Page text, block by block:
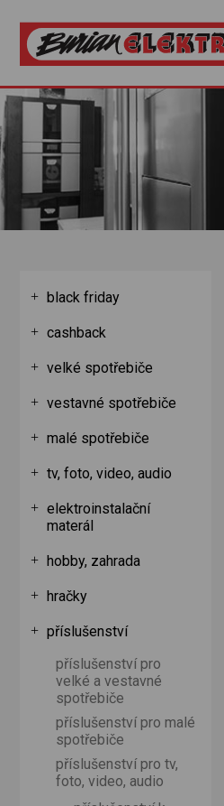
4500-4900
black friday
cashback
velké spotřebiče
vestavné spotřebiče
malé spotřebiče
tv, foto, video, audio
elektroinstalační
materál
hobby, zahrada
hračky
příslušenství
příslušenství pro
velké a vestavné
spotřebiče
příslušenství pro malé
spotřebiče
příslušenství pro tv,
foto, video, audio